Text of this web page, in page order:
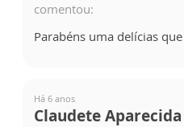
comentou:
Parabéns uma delícias
Há 6 anos
Claudete